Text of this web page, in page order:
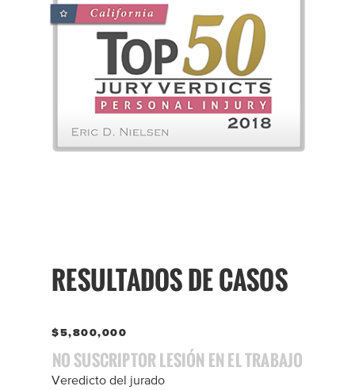
RESULTADOS DE CASOS
$5,800,000
NO SUSCRIPTOR LESIÓN EN EL TRABAJO
Veredicto del jurado